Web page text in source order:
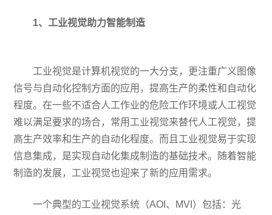
1、 工业视觉助力智能制造
工业视觉是计算机视觉的一大分支，更注重广义图像
信号与自动化控制方面的应用，提高生产的柔性和自动化
程度。在一些不适合人工作业的危险工作环境或人工视觉
难以满足要求的场合，常用工业视觉来替代人工视觉，提
高生产效率和生产的自动化程度。而且工业视觉易于实现
信息集成，是实现自动化集成制造的基础技术。随着智能
制造的发展，工业视觉也迎来了新的应用需求。
一个典型的工业视觉系统（AOI、MVI）包括：光